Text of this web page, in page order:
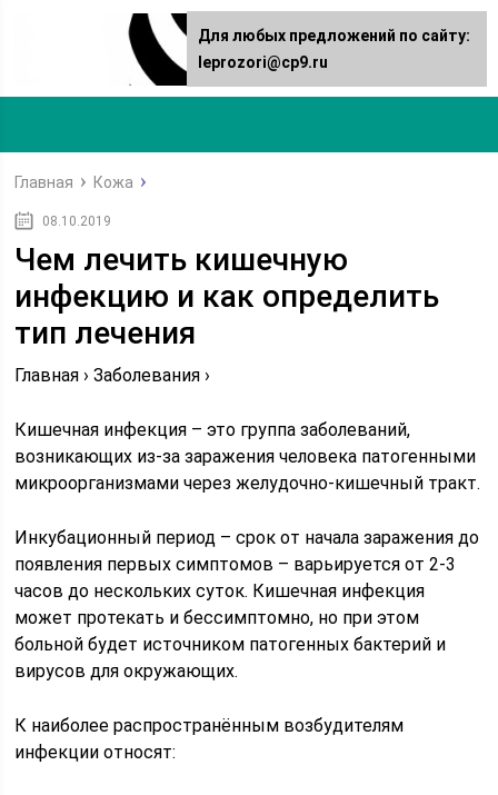
Главная Кожа
08.10.2019
Чем лечить кишечную
инфекцию и как определить
тип лечения
Главная › Заболевания ›
Кишечная инфекция – это группа заболеваний,
возникающих из-за заражения человека патогенными
микроорганизмами через желудочно-кишечный тракт.
Инкубационный период – срок от начала заражения до
появления первых симптомов – варьируется от 2-3
часов до нескольких суток. Кишечная инфекция
может протекать и бессимптомно, но при этом
больной будет источником патогенных бактерий и
вирусов для окружающих.
К наиболее распространённым возбудителям
инфекции относят:
Для любых предложений по сайту:
leprozori@cp9.ru